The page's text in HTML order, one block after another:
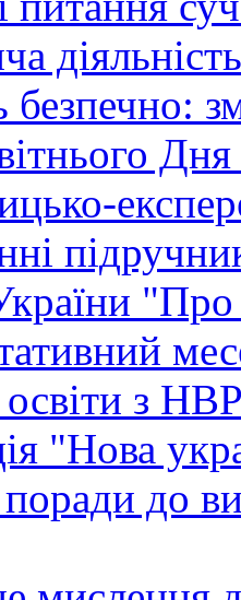
діяльність
Дня
"Про
освіти з
"Нова
до